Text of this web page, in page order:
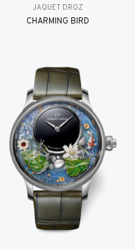
JAQUET DROZ
CHARMING BIRD